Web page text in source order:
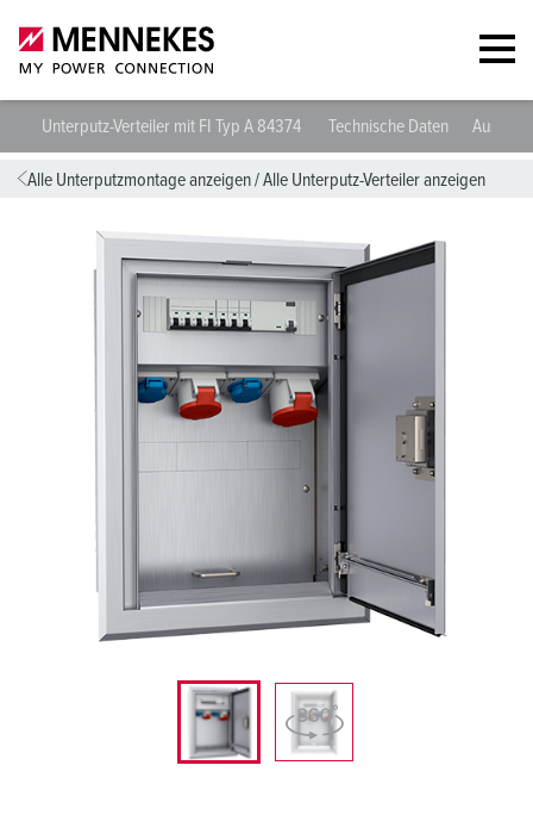
Unterputz-Verteiler mit FI Typ A 84374 Technische Daten
Alle Unterputzmontage anzeigen/Alle Unterputz-Verteiler anzeigen